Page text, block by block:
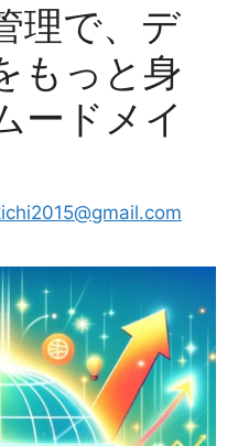
理で、デ
もっと身
ードメイ